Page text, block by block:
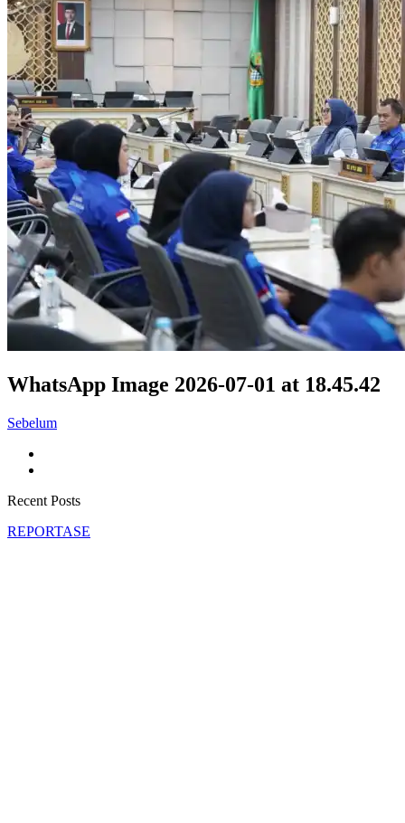
WhatsApp Image 2026-07-01 at 18.45.42
Sebelum
Recent Posts
REPORTASE